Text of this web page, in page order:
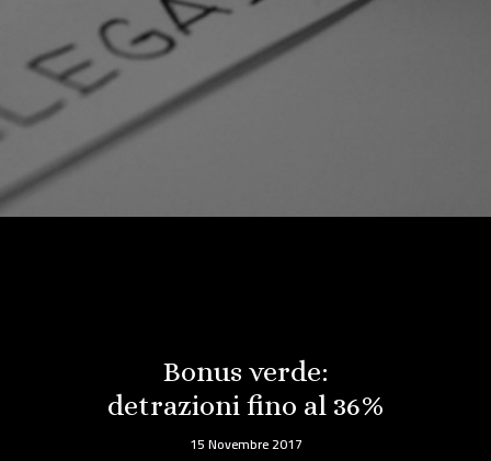
PRENDI UN APPUNTAMENTO
Bonus verde:
detrazioni fino al 36%
15 Novembre 2017